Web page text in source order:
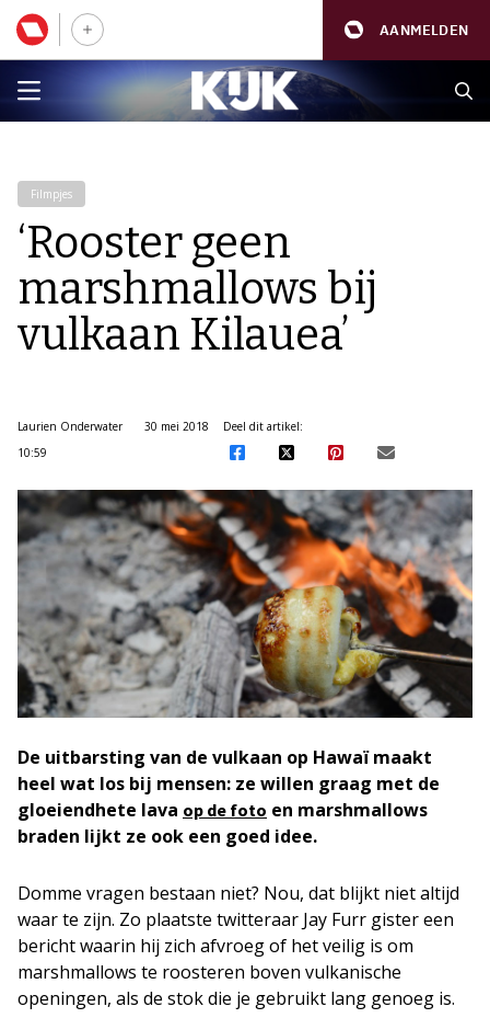
AANMELDEN
Filmpjes
‘Rooster geen
marshmallows bij
vulkaan Kilauea’
Laurien Onderwater
30 mei 2018
10:59
Deel dit artikel:
De uitbarsting van de vulkaan op Hawaï maakt
heel wat los bij mensen: ze willen graag met de
gloeiendhete lava op de foto en marshmallows
braden lijkt ze ook een goed idee.
Domme vragen bestaan niet? Nou, dat blijkt niet altijd
waar te zijn. Zo plaatste twitteraar Jay Furr gister een
bericht waarin hij zich afvroeg of het veilig is om
marshmallows te roosteren boven vulkanische
openingen, als de stok die je gebruikt lang genoeg is.